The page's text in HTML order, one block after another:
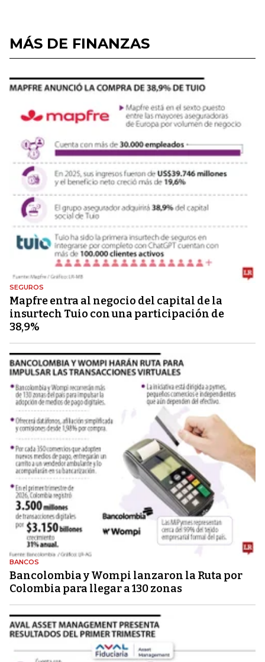
MÁS DE FINANZAS
SEGUROS
Mapfre entra al negocio del capital de la
insurtech Tuio con una participación de
38,9%
BANCOS
Bancolombia y Wompi lanzaron la Ruta por
Colombia para llegar a 130 zonas